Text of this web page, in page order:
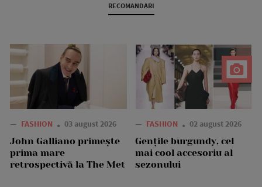
RECOMANDARI
— FASHION 03 august 2026
John Galliano primește
prima mare
retrospectivă la The Met
— FASHION 02 august 2026
Gențile burgundy, cel
mai cool accesoriu al
sezonului